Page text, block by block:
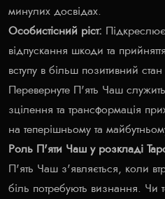
минулих досвідах.
Особистісний ріст:
відпускання шкоди та
вступу в більш позитивний
Перевернуте П'ять Чаш
зцілення та трансформація
на теперішньому та
Роль П'яти Чаш у розкладі
П'ять Чаш з'являється, коли
біль потребують визнання. Чи